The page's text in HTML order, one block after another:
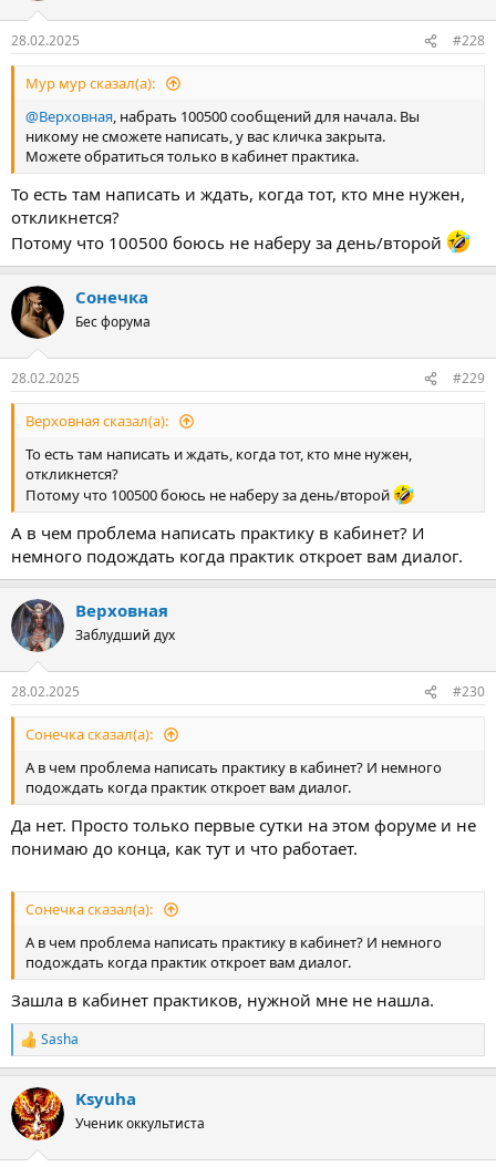
28.02.2025 #228
Мур мур сказал(а):
@Верховная, набрать 100500 сообщений для начала. Вы
никому не сможете написать, у вас кличка закрыта.
Можете обратиться только в кабинет практика.
То есть там написать и ждать, когда тот, кто мне нужен,
откликнется?
Потому что 100500 боюсь не наберу за день/второй
Сонечка
Бес форума
28.02.2025 #229
Верховная сказал(а):
То есть там написать и ждать, когда тот, кто мне нужен,
откликнется?
Потому что 100500 боюсь не наберу за день/второй
А в чем проблема написать практику в кабинет? И
немного подождать когда практик откроет вам диалог.
Верховная
Заблудший дух
28.02.2025 #230
Сонечка сказал(а):
А в чем проблема написать практику в кабинет? И немного
подождать когда практик откроет вам диалог.
Да нет. Просто только первые сутки на этом форуме и не
понимаю до конца, как тут и что работает.
Сонечка сказал(а):
А в чем проблема написать практику в кабинет? И немного
подождать когда практик откроет вам диалог.
Зашла в кабинет практиков, нужной мне не нашла.
Р
е
к
ц
и
Sasha
Ksyuha
Ученик оккультиста